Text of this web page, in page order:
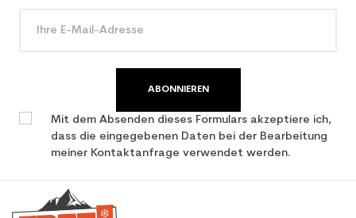
ABONNIEREN
Mit dem Absenden dieses Formulars akzeptiere ich,
dass die eingegebenen Daten bei der Bearbeitung
meiner Kontaktanfrage verwendet werden.